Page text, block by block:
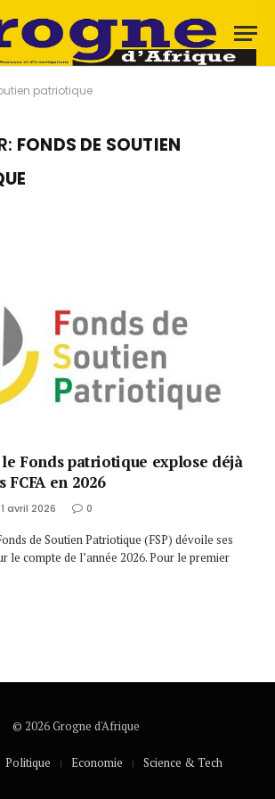
patriotique
FONDS DE SOUTIEN
Fonds patriotique explose déjà
en 2026
1 avril 2026 0
de Soutien Patriotique (FSP) dévoile ses
le compte de l’année 2026. Pour le premier
© 2026 Grogne d'Afrique
Politique Economie Science & Tech